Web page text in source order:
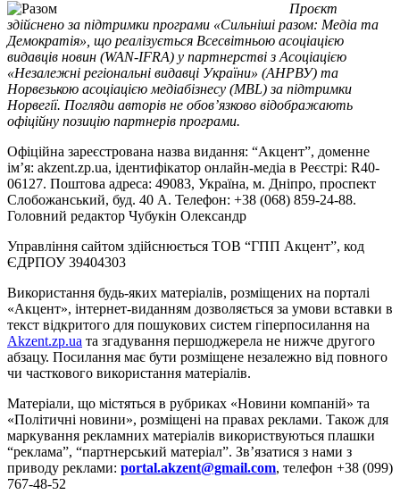
Проєкт
здійснено за підтримки програми «Сильніші разом: Медіа та
Демократія», що реалізується Всесвітньою асоціацією
видавців новин (WAN-IFRA) у партнерстві з Асоціацією
«Незалежні регіональні видавці України» (АНРВУ) та
Норвезькою асоціацією медіабізнесу (MBL) за підтримки
Норвегії. Погляди авторів не обов’язково відображають
офіційну позицію партнерів програми.
Офіційна зареєстрована назва видання: “Акцент”, доменне
ім’я: akzent.zp.ua, ідентифікатор онлайн-медіа в Реєстрі: R40-
06127. Поштова адреса: 49083, Україна, м. Дніпро, проспект
Слобожанський, буд. 40 А. Телефон: +38 (068) 859-24-88.
Головний редактор Чубукін Олександр
Управління сайтом здійснюється ТОВ “ГПП Акцент”, код
ЄДРПОУ 39404303
Використання будь-яких матеріалів, розміщених на порталі
«Акцент», інтернет-виданням дозволяється за умови вставки в
текст відкритого для пошукових систем гіперпосилання на
Akzent.zp.ua та згадування першоджерела не нижче другого
абзацу. Посилання має бути розміщене незалежно від повного
чи часткового використання матеріалів.
Матеріали, що містяться в рубриках «Новини компаній» та
«Політичні новини», розміщені на правах реклами. Також для
маркування рекламних матеріалів використвуються плашки
“реклама”, “партнерський матеріал”. Зв’язатися з нами з
приводу реклами: portal.akzent@gmail.com, телефон +38 (099)
767-48-52